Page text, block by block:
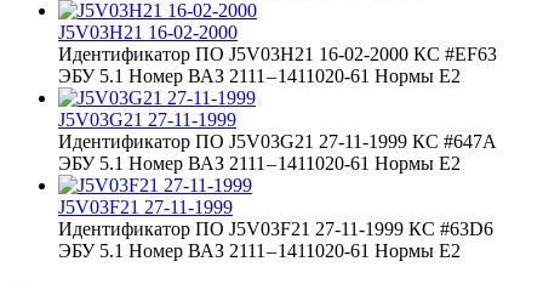
J5V03H21 16-02-2000
Идентификатор ПО J5V03H21 16-02-2000 КС #EF63
ЭБУ 5.1 Номер ВАЗ 2111 – 1411020-61 Нормы Е2
J5V03G21 27-11-1999
Идентификатор ПО J5V03G21 27-11-1999 КС #647A
ЭБУ 5.1 Номер ВАЗ 2111 – 1411020-61 Нормы Е2
J5V03F21 27-11-1999
Идентификатор ПО J5V03F21 27-11-1999 КС #63D6
ЭБУ 5.1 Номер ВАЗ 2111 – 1411020-61 Нормы Е2